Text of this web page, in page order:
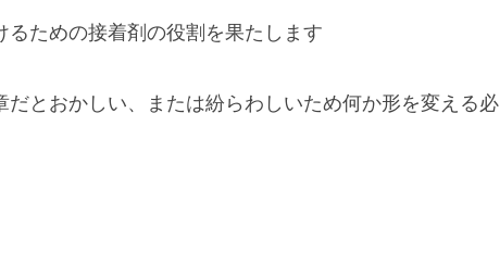
ための接着剤の役割を果たします
だとおかしい、または紛らわしいため何か形を変える必